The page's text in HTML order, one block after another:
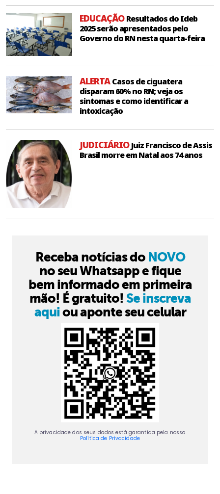
EDUCAÇÃOResultados do Ideb
2025 serão apresentados pelo
Governo do RN nesta quarta-feira
ALERTACasos de ciguatera
disparam 60% no RN; veja os
sintomas e como identificar a
intoxicação
JUDICIÁRIOJuiz Francisco de Assis
Brasil morre em Natal aos 74 anos
Receba notícias do NOVO
no seu Whatsapp e fique
bem informado em primeira
mão! É gratuito! Se inscreva
aquiou aponte seu celular
A privacidade dos seus dados está garantida pela nossa
Política de Privacidade